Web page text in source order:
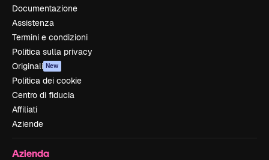
Documentazione
Assistenza
Termini e condizioni
Politica sulla privacy
Originali New
Politica dei cookie
Centro di fiducia
Affiliati
Aziende
Azienda